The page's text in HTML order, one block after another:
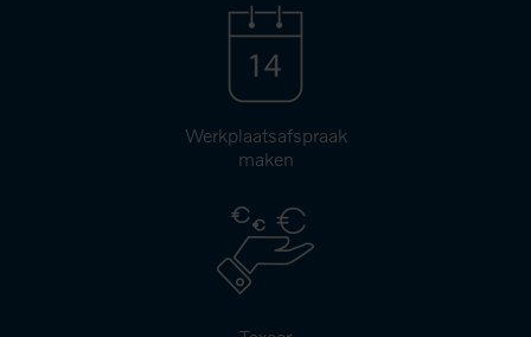
Werkplaatsafspraak
maken